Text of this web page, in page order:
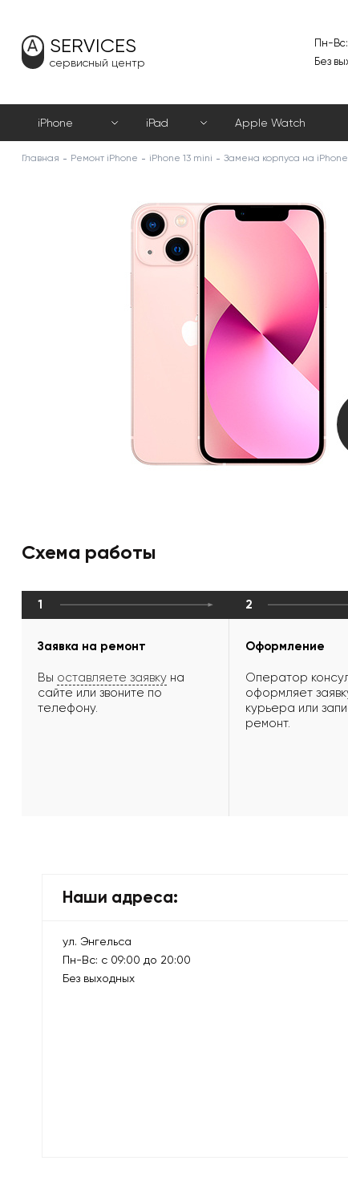
SERVICES
сервисный центр
Пн-
Без
iPhone iPad Apple Watch
Главная Ремонт iPhone iPhone 13 mini Замена корпуса на iPhone
Схема работы
1
Заявка на ремонт
Вы оставляете заявку на
сайте или звоните по
телефону.
2
Оформление
Оператор
оформляет
курьера или
ремонт.
Наши адреса:
ул. Энгельса
Пн-Вс: с 09:00 до 20:00
Без выходных